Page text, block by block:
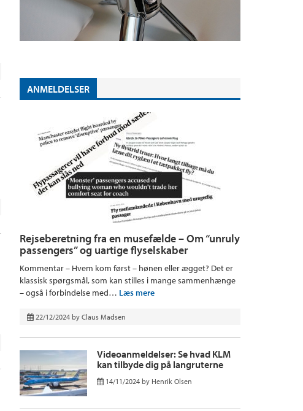
ANMELDELSER
Rejseberetning fra en musefælde – Om “unruly
passengers” og uartige flyselskaber
Kommentar – Hvem kom først – hønen eller ægget? Det er
klassisk spørgsmål, som kan stilles i mange sammenhænge
– også i forbindelse med… Læs mere
22/12/2024 by Claus Madsen
Videoanmeldelser: Se hvad KLM
kan tilbyde dig på langruterne
14/11/2024 by Henrik Olsen